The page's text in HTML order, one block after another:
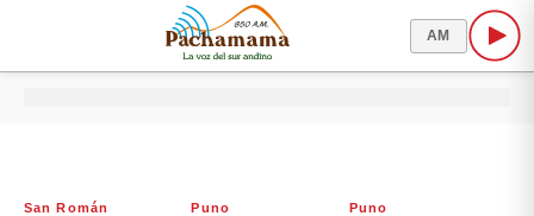
AM
San Román Puno Puno